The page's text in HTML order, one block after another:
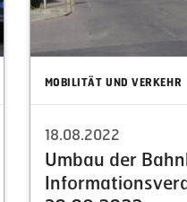
MOBILITÄT UND VERKEHR
18.08.2022
Umbau der